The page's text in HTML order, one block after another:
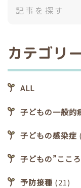
カテゴリ
ALL
子どもの一般的
子どもの感染症
子どもの”ここ
予防接種 (21)